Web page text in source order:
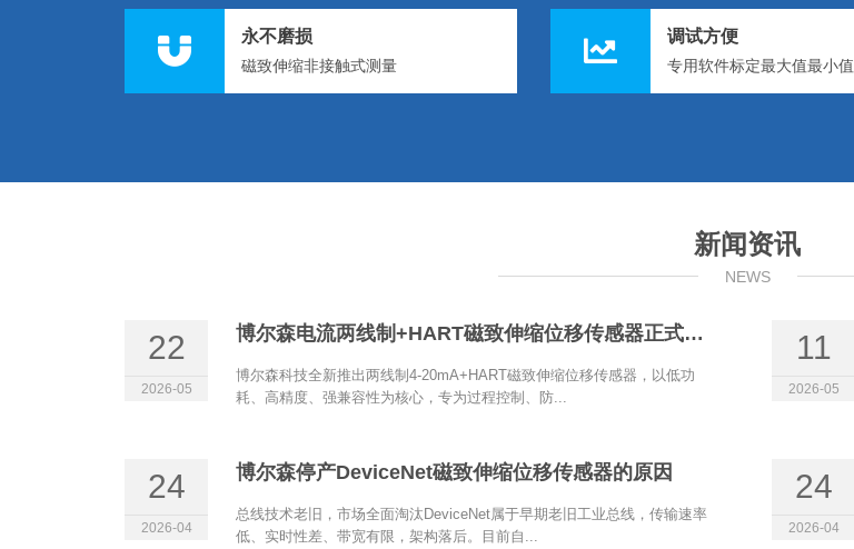
永不磨损
磁致伸缩非接触式测量
调试方便
专用软件标定最大值最小值
新闻资讯
NEWS
22
2026-05
博尔森电流两线制+HART磁致伸缩位移传感器正式上线
博尔森科技全新推出两线制4-20mA+HART磁致伸缩位移传感器，以低功
耗、高精度、强兼容性为核心，专为过程控制、防...
11
2026-05
24
2026-04
博尔森停产DeviceNet磁致伸缩位移传感器的原因
总线技术老旧，市场全面淘汰DeviceNet属于早期老旧工业总线，传输速率
低、实时性差、带宽有限，架构落后。目前自...
24
2026-04